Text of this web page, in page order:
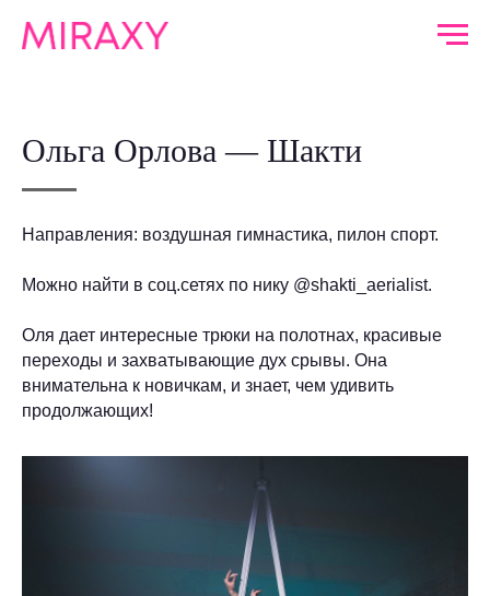
Ольга Орлова — Шакти
Направления: воздушная гимнастика, пилон спорт.
Можно найти в соц.сетях по нику @shakti_aerialist.
Оля дает интересные трюки на полотнах, красивые
переходы и захватывающие дух срывы. Она
внимательна к новичкам, и знает, чем удивить
продолжающих!